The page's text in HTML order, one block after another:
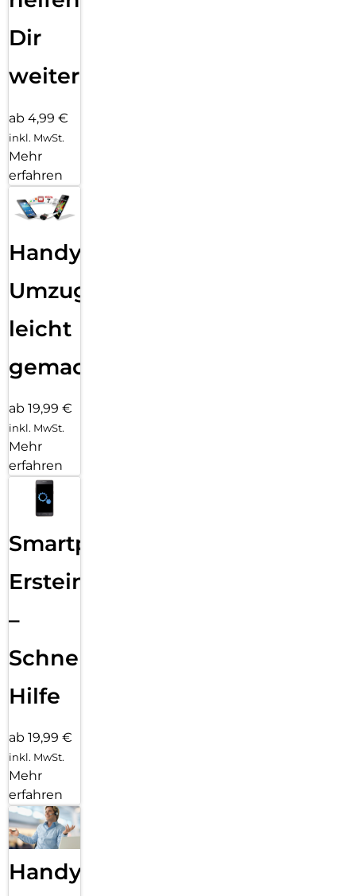
Dir
weiter
ab 4,99 €
inkl. MwSt.
Mehr
erfahren
Handy
Umzug
leicht
gemacht!
ab 19,99 €
inkl. MwSt.
Mehr
erfahren
Smartphone
Ersteinrichtung
–
Schnelle
Hilfe
ab 19,99 €
inkl. MwSt.
Mehr
erfahren
Handy